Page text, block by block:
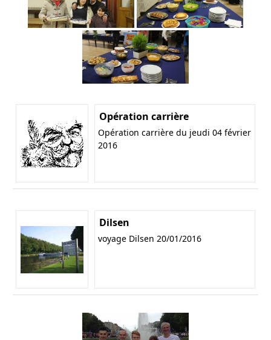
Opération carrière
Opération carrière du jeudi 04 février
2016
Dilsen
voyage Dilsen 20/01/2016